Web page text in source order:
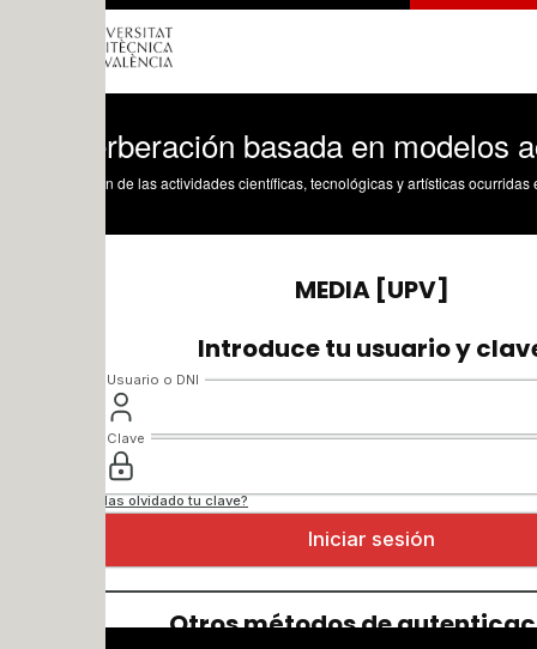
basada en modelos
de las actividades científicas, tecnológicas y artísticas ocurridas en los tres